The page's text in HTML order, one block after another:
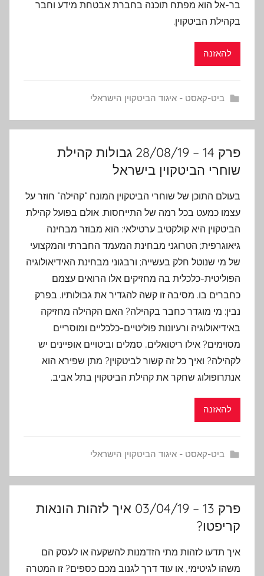
בר-אל הוא מפתח תוכנה בחברת אבטחת מידע וחבר
בקהילת הביטקוין.
להאזנה
ביט-קאסט - איגוד הביטקוין הישראלי
פרק 14 – 28/08/19 גבולות קהילת
שוחרי הביטקוין בישראל
בעולם התוכן של שוחרי הביטקוין המונח "קהילה" חוזר על
עצמו כמעט בכל רמה של ‏התייחסות. אולם בפועל קהילת
הביטקוין היא קולקטיב ערטילאי: הוא מבוזר מבחינה
‏גיאוגרפית; הטרוגני מבחינת המעמד החברתי והמקצועי
של מי שנוטל חלק בעשייה; ורבגוני ‏מבחינת האידיאולוגיה
הפוליטית-כלכלית בה מחזיקים אלו הרואים עצמם
כחברים בו. מסיבה זו ‏קשה להגדיר את גבולותיו. בפרק
נבין: מי מוגדר כחבר בקהילה? האם הקהילה מחזיקה
באידיאולוגיה ורעיונות ‏פוליטיים-כלכליים ומוסריים
מסוימים? אילו ריטואלים, סמלים וביטויים אופיינים יש
לקהילה? ואיך כל זה קשור לביטקוין? מתן שפירא הוא
אנתרופולוג שחקר את קהילת הביטקוין בתל אביב.
להאזנה
ביט-קאסט - איגוד הביטקוין הישראלי
פרק 13 – 03/04/19 איך לזהות הונאות
קריפטו?
איך תדעו לזהות מתי הזדמנות להשקעה או לעסק הם
משהו לגיטימי, או עוד דרך לגנוב מכם כספים? זו המטרה